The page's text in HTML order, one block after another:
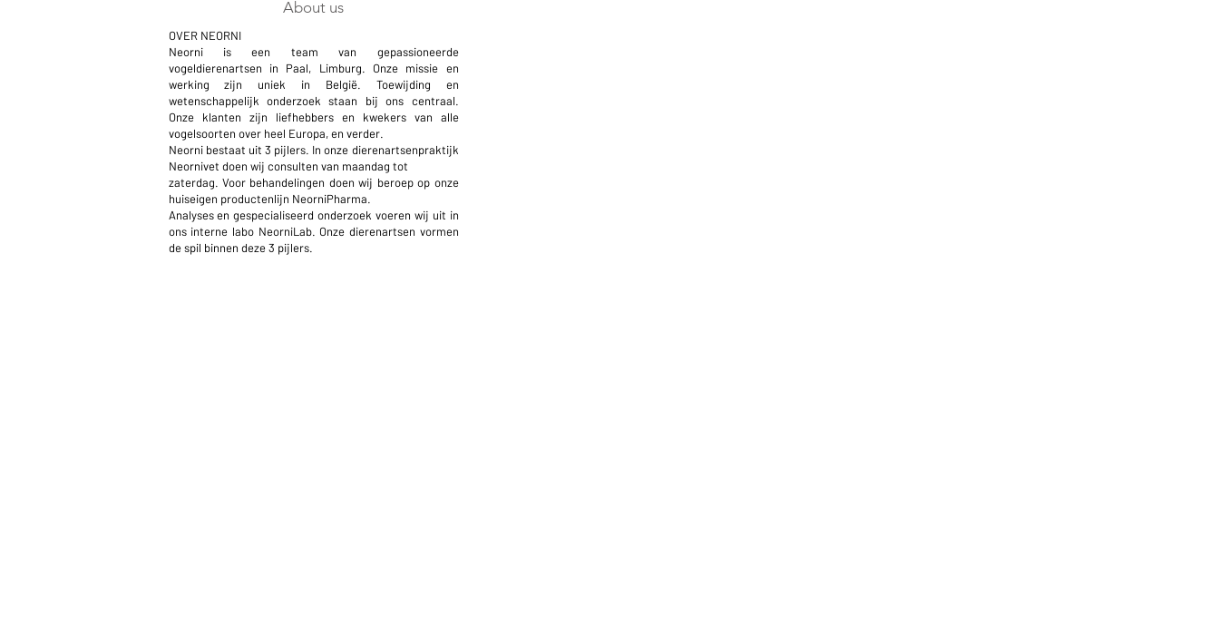
About us
OVER NEORNI
Neorni is een team van gepassioneerde
vogeldierenartsen in Paal, Limburg. Onze missie en
werking zijn uniek in België. Toewijding en
wetenschappelijk onderzoek staan bij ons centraal.
Onze klanten zijn liefhebbers en kwekers van alle
vogelsoorten over heel Europa, en verder.
Neorni bestaat uit 3 pijlers. In onze dierenartsenpraktijk
Neornivet doen wij consulten van maandag tot
zaterdag. Voor behandelingen doen wij beroep op onze
huiseigen productenlijn NeorniPharma.
Analyses en gespecialiseerd onderzoek voeren wij uit in
ons interne labo NeorniLab. Onze dierenartsen vormen
de spil binnen deze 3 pijlers.